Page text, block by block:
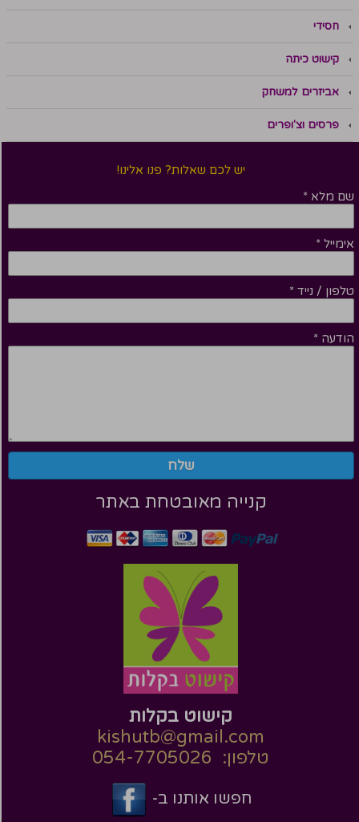
חסידי
קישוט כיתה
אביזרים למשחק
פרסים וצ'ופרים
יש לכם שאלות? פנו אלינו!
שם מלא *
אימייל *
טלפון / נייד *
הודעה *
שלח
קנייה מאובטחת באתר
קישוט בקלות
kishutb@gmail.com
טלפון: 054-7705026
חפשו אותנו ב-